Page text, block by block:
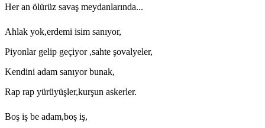
Her an ölürüz savaş meydanlarında...
Ahlak yok,erdemi isim sanıyor,
Piyonlar gelip geçiyor ,sahte şovalyeler,
Kendini adam sanıyor bunak,
Rap rap yürüyüşler,kurşun askerler.
Boş iş be adam,boş iş,